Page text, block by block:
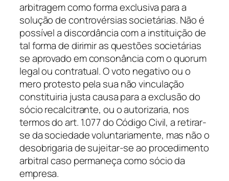
arbitragem como forma exclusiva para a
solução de controvérsias societárias. Não é
possível a discordância com a instituição de
tal forma de dirimir as questões societárias
se aprovado em consonância com o quorum
legal ou contratual. O voto negativo ou o
mero protesto pela sua não vinculação
constituiria justa causa para a exclusão do
sócio recalcitrante, ou o autorizaria, nos
termos do art. 1.077 do Código Civil, a retirar-
se da sociedade voluntariamente, mas não o
desobrigaria de sujeitar-se ao procedimento
arbitral caso permaneça como sócio da
empresa.